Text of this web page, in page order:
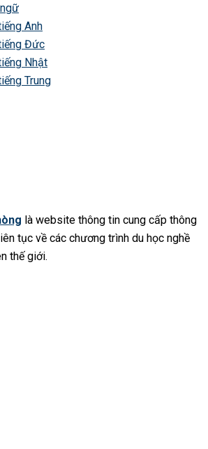
Anh
Đức
Nhật
Trung
là website thông tin cung cấp thông
tục về các chương trình du học nghề
thế giới.